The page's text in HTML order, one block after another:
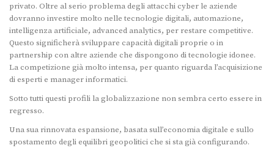
privato. Oltre al serio problema degli attacchi cyber le aziende
dovranno investire molto nelle tecnologie digitali, automazione,
intelligenza artificiale, advanced analytics, per restare competitive.
Questo significherà sviluppare capacità digitali proprie o in
partnership con altre aziende che dispongono di tecnologie idonee.
La competizione già molto intensa, per quanto riguarda l’acquisizione
di esperti e manager informatici.
Sotto tutti questi profili la globalizzazione non sembra certo essere in
regresso.
Una sua rinnovata espansione, basata sull’economia digitale e sullo
spostamento degli equilibri geopolitici che si sta già configurando.